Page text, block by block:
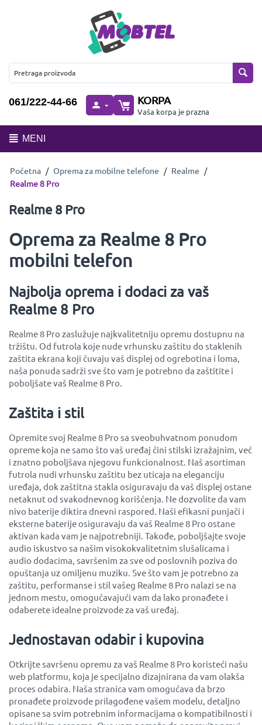
061/222-44-66 KORPA
Vaša korpa je prazna
MENI
Početna / Oprema za mobilne telefone / Realme /
Realme 8 Pro
Realme 8 Pro
Oprema za Realme 8 Pro
mobilni telefon
Najbolja oprema i dodaci za vaš
Realme 8 Pro
Realme 8 Pro zaslužuje najkvalitetniju opremu dostupnu na
tržištu. Od futrola koje nude vrhunsku zaštitu do staklenih
zaštita ekrana koji čuvaju vaš displej od ogrebotina i loma,
naša ponuda sadrži sve što vam je potrebno da zaštitite i
poboljšate vaš Realme 8 Pro.
Zaštita i stil
Opremite svoj Realme 8 Pro sa sveobuhvatnom ponudom
opreme koja ne samo što vaš uređaj čini stilski izražajnim, već
i znatno poboljšava njegovu funkcionalnost. Naš asortiman
futrola nudi vrhunsku zaštitu bez uticaja na eleganciju
uređaja, dok zaštitna stakla osiguravaju da vaš displej ostane
netaknut od svakodnevnog korišćenja. Ne dozvolite da vam
nivo baterije diktira dnevni raspored. Naši efikasni punjači i
eksterne baterije osiguravaju da vaš Realme 8 Pro ostane
aktivan kada vam je najpotrebniji. Takođe, poboljšajte svoje
audio iskustvo sa našim visokokvalitetnim slušalicama i
audio dodacima, savršenim za sve od poslovnih poziva do
opuštanja uz omiljenu muziku. Sve što vam je potrebno za
zaštitu, performanse i stil vašeg Realme 8 Pro nalazi se na
jednom mestu, omogućavajući vam da lako pronađete i
odaberete idealne proizvode za vaš uređaj.
Jednostavan odabir i kupovina
Otkrijte savršenu opremu za vaš Realme 8 Pro koristeći našu
web platformu, koja je specijalno dizajnirana da vam olakša
proces odabira. Naša stranica vam omogućava da brzo
pronađete proizvode prilagođene vašem modelu, detaljno
opisane sa svim potrebnim informacijama o kompatibilnosti i